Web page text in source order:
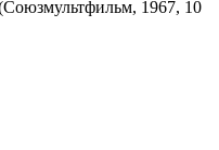
1967, 10